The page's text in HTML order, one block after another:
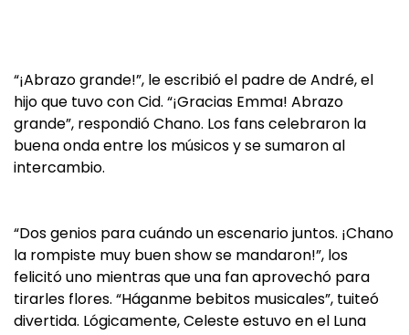
“¡Abrazo grande!”, le escribió el padre de André, el
hijo que tuvo con Cid. “¡Gracias Emma! Abrazo
grande”, respondió Chano. Los fans celebraron la
buena onda entre los músicos y se sumaron al
intercambio.
“Dos genios para cuándo un escenario juntos. ¡Chano
la rompiste muy buen show se mandaron!”, los
felicitó uno mientras que una fan aprovechó para
tirarles flores. “Háganme bebitos musicales”, tuiteó
divertida. Lógicamente, Celeste estuvo en el Luna